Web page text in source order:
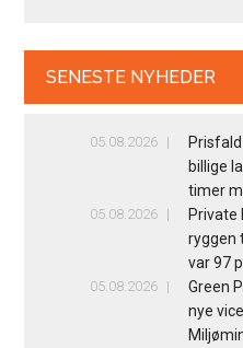
SENESTE NYHEDER
05.08.2026
billige
timer
05.08.2026
Private
ryggen
var 97
05.08.2026
Green
nye